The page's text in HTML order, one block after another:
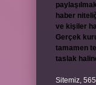
haber
ve kişiler
Gerçek
tamamen
taslak
Sitemiz,